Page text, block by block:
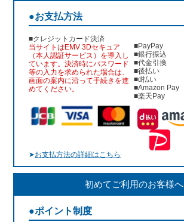
●お支払方法
■クレジットカード決済
当サイトはEMV 3Dセキュア
（本人認証サービス）を導入し
ています。決済時にパスワード
等の入力を求められた場合は、
画面の案内に沿って手続きを進
めてください。
■PayPay
■銀行振込
■代金引換
■後払い
■d払い
■Amazon Pay
■楽天Pay
➤お支払方法の詳細はこちら
初めてご利用のお客様へ
●ポイント制度